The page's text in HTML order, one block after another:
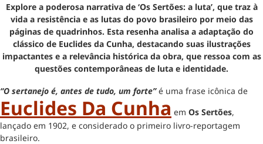
Explore a poderosa narrativa de ‘Os Sertões: a luta’, que traz à
vida a resistência e as lutas do povo brasileiro por meio das
páginas de quadrinhos. Esta resenha analisa a adaptação do
clássico de Euclides da Cunha, destacando suas ilustrações
impactantes e a relevância histórica da obra, que ressoa com as
questões contemporâneas de luta e identidade.
“O sertanejo é, antes de tudo, um forte” é uma frase icônica de
Euclides Da Cunha em Os Sertões,
lançado em 1902, e considerado o primeiro livro-reportagem
brasileiro.